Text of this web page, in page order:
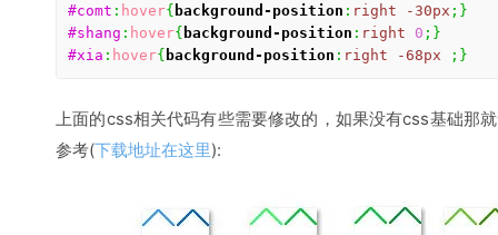
#comt : hover{ background-position : right -30px ; }
#shang : hover{ background-position : right 0 ; }
#xia : hover{ background-position : right -68px ; }
上面的css相关代码有些需要修改的，如果没有css基础那
参考(下载地址在这里):